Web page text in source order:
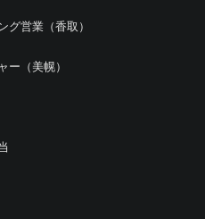
グ営業（香取）
ー（美幌）